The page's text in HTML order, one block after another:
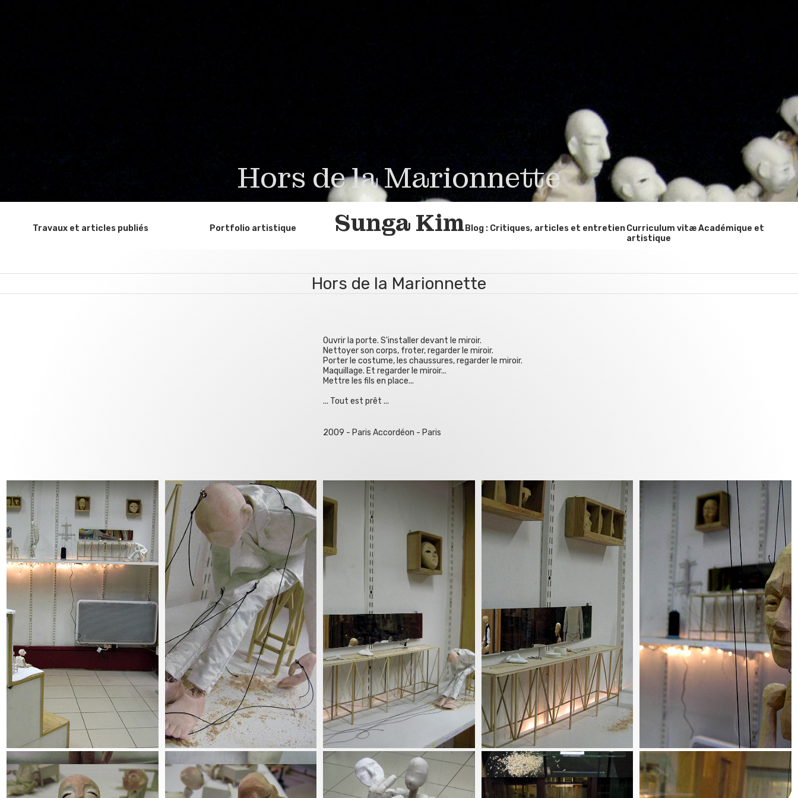
Hors de la Marionnette
Travaux et articles publiés Portfolio artistique Sunga Kim Blog : Critiques, articles et entretienCurriculum vitæ Académique et
artistique
Hors de la Marionnette
Ouvrir la porte. S'installer devant le miroir.
Nettoyer son corps, froter, regarder le miroir.
Porter le costume, les chaussures, regarder le miroir.
Maquillage. Et regarder le miroir...
Mettre les fils en place...
... Tout est prêt ...
2009 - Paris Accordéon - Paris